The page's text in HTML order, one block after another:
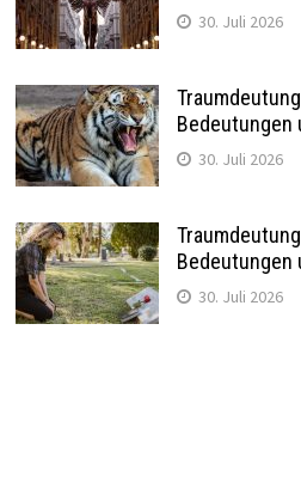
30. Juli 2026
Bedeutungen
30. Juli 2026
Bedeutungen
30. Juli 2026